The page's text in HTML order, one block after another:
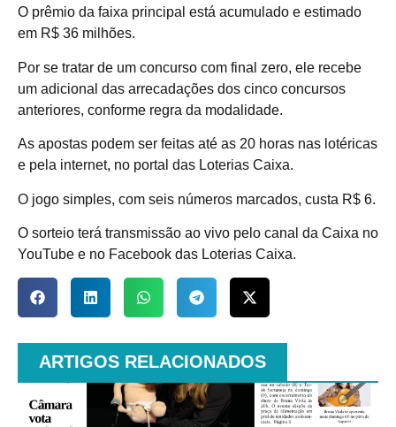
O prêmio da faixa principal está acumulado e estimado
em R$ 36 milhões.
Por se tratar de um concurso com final zero, ele recebe
um adicional das arrecadações dos cinco concursos
anteriores, conforme regra da modalidade.
As apostas podem ser feitas até as 20 horas nas lotéricas
e pela internet, no portal das Loterias Caixa.
O jogo simples, com seis números marcados, custa R$ 6.
O sorteio terá transmissão ao vivo pelo canal da Caixa no
YouTube e no Facebook das Loterias Caixa.
ARTIGOS RELACIONADOS